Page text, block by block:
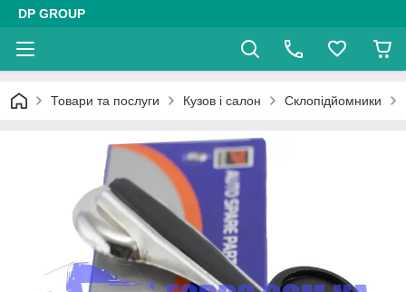
DP GROUP
Товари та послуги Кузов і салон Склопідйомники